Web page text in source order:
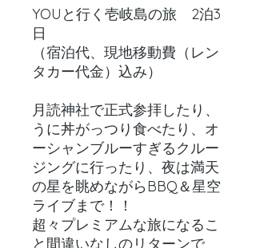
YOUと行く壱岐島の旅 2泊3
日
（宿泊代、現地移動費（レン
タカー代金）込み）
月読神社で正式参拝したり、
うに丼がっつり食べたり、オ
ーシャンブルーすぎるクルー
ジングに行ったり、夜は満天
の星を眺めながらBBQ＆星空
ライブまで！！
超々プレミアムな旅になるこ
と間違いなしのリターンで